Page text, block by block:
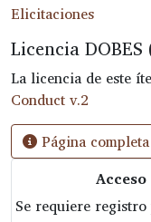
Elicitaciones
Licencia
La licencia de este
Conduct v.2
Página
Se requiere